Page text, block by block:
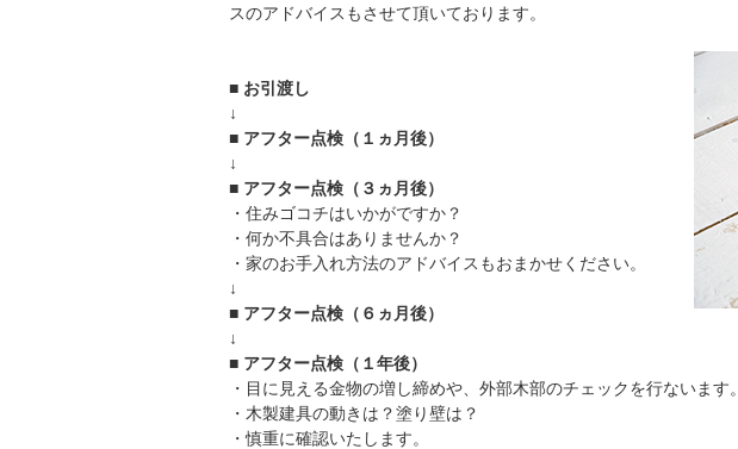
スのアドバイスもさせて頂いております。
■ お引渡し
↓
■ アフター点検（１ヵ月後）
↓
■ アフター点検（３ヵ月後）
・住みゴコチはいかがですか？
・何か不具合はありませんか？
・家のお手入れ方法のアドバイスもおまかせください。
↓
■ アフター点検（６ヵ月後）
↓
■ アフター点検（１年後）
・目に見える金物の増し締めや、外部木部のチェックを行ないます。
・木製建具の動きは？塗り壁は？
・慎重に確認いたします。